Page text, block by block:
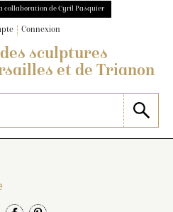
collaboration de Cyril Pasquier
Connexion
sculptures
et de Trianon